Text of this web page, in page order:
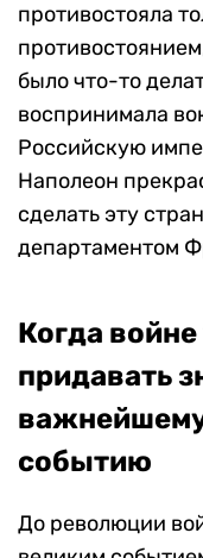
противостояла
было что-то
воспринимала
Российскую
Наполеон
сделать эту
департаментом
Когда войне
придавать
событию
До революции